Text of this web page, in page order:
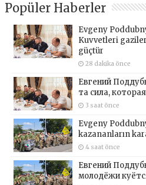
Popüler Haberler
Evgeny
Kuvvetleri
güçtür
28 dakika önce
Евгений
та сила,
3 saat önce
Evgeny
kazananların
4 saat önce
Евгений
молодёжи